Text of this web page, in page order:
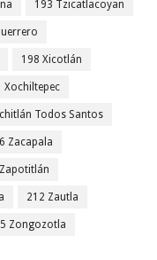
193 Tzicatlacoyan
198 Xicotlán
Xochiltepec
Todos Santos
Zacapala
212 Zautla
Zongozotla